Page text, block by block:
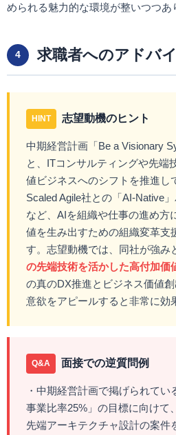
められる魅力的な環境が整いつつあ
4 求職者へのアドバ
HINT 志望動機のヒント
中期経営計画「Be a Visionary
と、ITコンサルティングや先端
値ビジネスへのシフトを推進し
Scaled Agile社との「AI-Native
など、AIを組織や仕事の進め方
値を生み出すための組織変革支
す。志望動機では、同社が強み
の先端技術を活かした高付加価
の真のDX推進とビジネス価値
意欲をアピールすると非常に効
Q&A 面接での逆質問例
・中期経営計画で掲げられてい
事業比率25%」の目標に向けて
先端アーキテクチャ設計の案件